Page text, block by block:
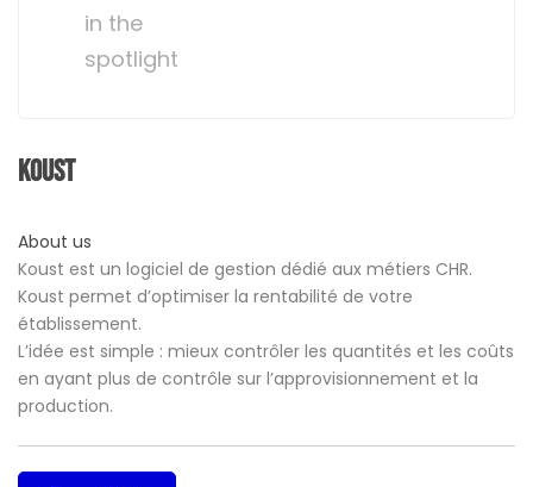
in the
spotlight
Koust
About us
Koust est un logiciel de gestion dédié aux métiers CHR.
Koust permet d’optimiser la rentabilité de votre
établissement.
L’idée est simple : mieux contrôler les quantités et les coûts
en ayant plus de contrôle sur l’approvisionnement et la
production.